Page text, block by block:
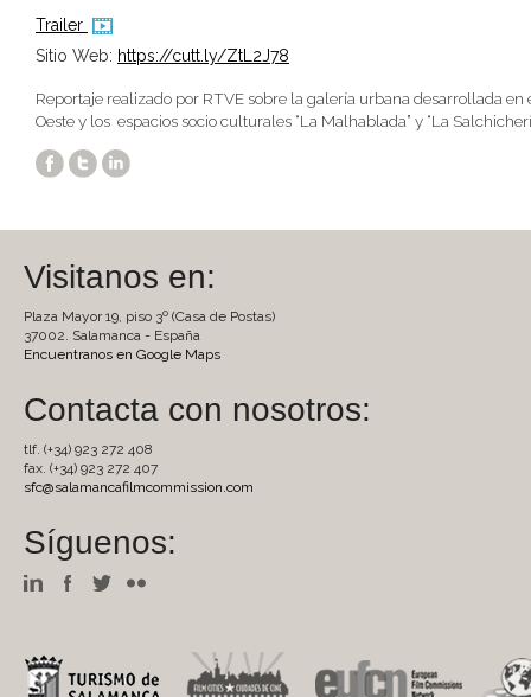
Trailer
Sitio Web: https://cutt.ly/ZtL2J78
Reportaje realizado por RTVE sobre la galería urbana desarrollada
Oeste y los espacios socio culturales “La Malhablada” y “La
Visitanos en:
Plaza Mayor 19, piso 3º (Casa de Postas)
37002. Salamanca - España
Encuentranos en Google Maps
Contacta con nosotros:
tlf. (+34) 923 272 408
fax. (+34) 923 272 407
sfc@salamancafilmcommission.com
Síguenos: